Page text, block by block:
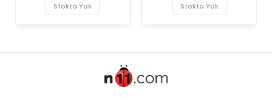
Stokta Yok Stokta Yok